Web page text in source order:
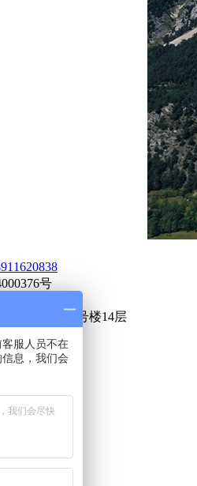
号
十街1号院3号楼14层
服人员不在
息，我们会